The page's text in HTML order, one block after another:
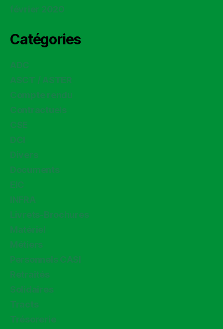
février 2020
Catégories
ADC
ASCT / ASTER
Compte rendu
Contractuels
CSE
DCI
Divers
Documents
EIC
INFRA
Livrets-Brochures
Matériel
Métiers
Personnels CASI
Retraités
Solidaires
Tracts
Trésorerie